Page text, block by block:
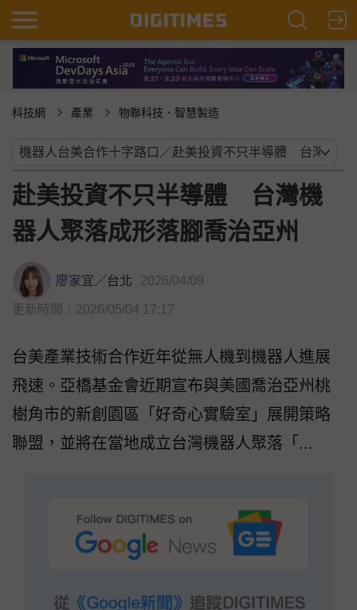
科技網 產業 物聯科技．智慧製造
赴美投資不只半導體 台灣機
器人聚落成形落腳喬治亞州
廖家宜／台北 2026/04/09
更新時間：2026/05/04 17:17
台美產業技術合作近年從無人機到機器人進展
飛速。亞橋基金會近期宣布與美國喬治亞州桃
樹角市的新創園區「好奇心實驗室」展開策略
聯盟，並將在當地成立台灣機器人聚落「...